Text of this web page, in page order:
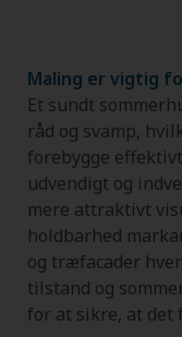
Maling er vigtig
Et sundt
råd og svamp,
forebygge
udvendigt og
mere attraktivt
holdbarhed
og træfacader
tilstand og
for at sikre, at det